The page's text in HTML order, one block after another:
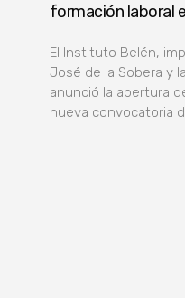
formación laboral
El Instituto Belén,
José de la Sobera y
anunció la apertura
nueva convocatoria